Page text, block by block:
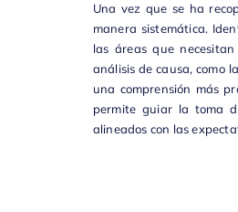
Una vez que se ha
manera sistemática.
las áreas que
análisis de causa, como
una comprensión más
permite guiar la toma
alineados con las